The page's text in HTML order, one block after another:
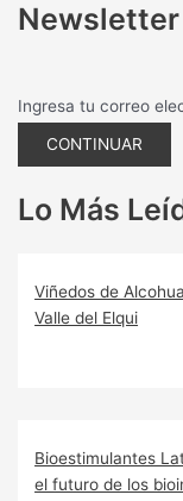
Newsletter
Ingresa tu correo
CONTINUAR
Lo Más
Viñedos de
Valle del Elqui
Bioestimulantes
el futuro de los